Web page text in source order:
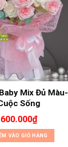
Mix Đủ Màu-
Sống
600.000₫
VÀO GIỎ HÀNG